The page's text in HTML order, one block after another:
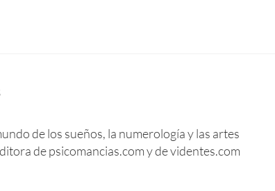
de los sueños, la numerología y las artes
de psicomancias.com y de videntes.com